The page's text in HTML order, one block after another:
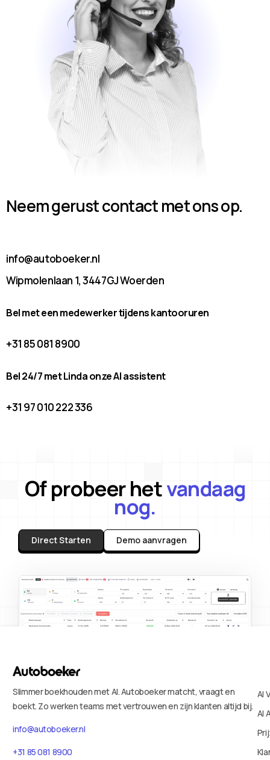
Neem gerust contact met ons op.
info@autoboeker.nl
Wipmolenlaan 1, 3447GJ Woerden
Bel met een medewerker tijdens kantooruren
+31 85 081 8900
Bel 24/7 met Linda onze AI assistent
+31 97 010 222 336
Of probeer hetvandaag
nog.
Direct Starten Demo aanvragen
Slimmer boekhouden met AI. Autoboeker matcht, vraagt en
boekt. Zo werken teams met vertrouwen en zijn klanten altijd bij.
info@autoboeker.nl
+31 85 081 8900
AI
AI